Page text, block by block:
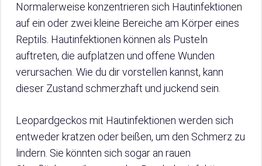
Normalerweise konzentrieren sich Hautinfektionen
auf ein oder zwei kleine Bereiche am Körper eines
Reptils. Hautinfektionen können als Pusteln
auftreten, die aufplatzen und offene Wunden
verursachen. Wie du dir vorstellen kannst, kann
dieser Zustand schmerzhaft und juckend sein.
Leopardgeckos mit Hautinfektionen werden sich
entweder kratzen oder beißen, um den Schmerz zu
lindern. Sie könnten sich sogar an rauen